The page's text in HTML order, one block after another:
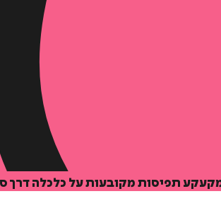
תפיסות מקובעות על כלכלה